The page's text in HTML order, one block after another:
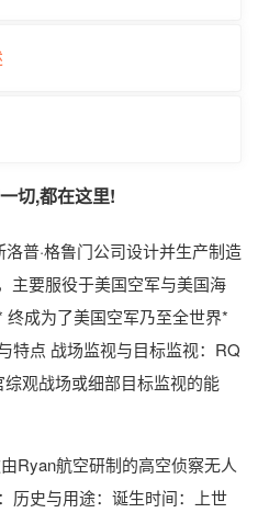
切,都在这里!
普·格鲁门公司设计并生产制造
主要服役于美国空军与美国海
成为了美国空军乃至全世界*
特点 战场监视与目标监视：RQ
综观战场或细部目标监视的能
Ryan航空研制的高空侦察无人
历史与用途：诞生时间：上世